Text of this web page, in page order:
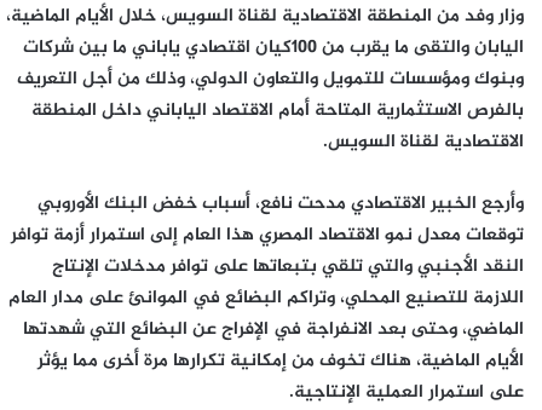
وزار وفد من المنطقة الاقتصادية لقناة السويس، خلال الأيام الماضية،
اليابان والتقى ما يقرب من 100كيان اقتصادي ياباني ما بين شركات
وبنوك ومؤسسات للتمويل والتعاون الدولي، وذلك من أجل التعريف
بالفرص الاستثمارية المتاحة أمام الاقتصاد الياباني داخل المنطقة
الاقتصادية لقناة السويس.
وأرجع الخبير الاقتصادي مدحت نافع، أسباب خفض البنك الأوروبي
توقعات معدل نمو الاقتصاد المصري هذا العام إلى استمرار أزمة توافر
النقد الأجنبي والتي تلقي بتبعاتها على توافر مدخلات الإنتاج
اللازمة للتصنيع المحلي، وتراكم البضائع في الموانئ على مدار العام
الماضي، وحتى بعد الانفراجة في الإفراج عن البضائع التي شهدتها
الأيام الماضية، هناك تخوف من إمكانية تكرارها مرة أخرى مما يؤثر
على استمرار العملية الإنتاجية.